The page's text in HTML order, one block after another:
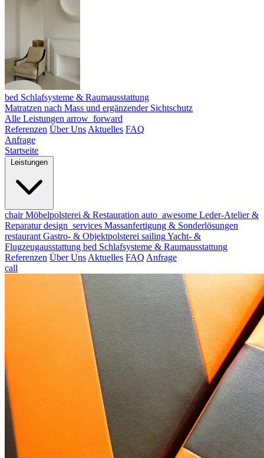
bed Schlafsysteme & Raumausstattung
Matratzen nach Mass und ergänzender Sichtschutz
Alle Leistungen arrow_forward
Referenzen Über Uns Aktuelles FAQ
Anfrage
Startseite
chairMöbelpolsterei & Restauration auto_awesome Leder-Atelier &
Reparaturdesign_services Massanfertigung & Sonderlösungen
restaurant Gastro- & Objektpolsterei sailingYacht- &
Flugzeugausstattung bed Schlafsysteme & Raumausstattung
Referenzen Über Uns Aktuelles FAQ Anfrage
call